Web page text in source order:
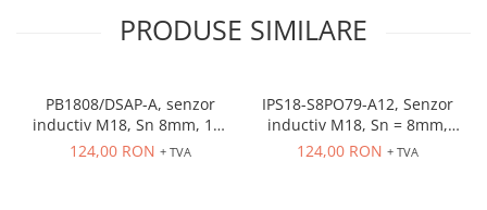
Butoane si accesorii
Lampa multi LED
PRODUSE SIMILARE
PB1808/DSAP-A, senzor
inductiv M18, Sn 8mm, 10-
36 VDC, ecranat NO, PNP,
124,00 RON + TVA
IPS18-S8PO79-A12, Senzor
inductiv M18, Sn = 8mm,
ecranat, PNP NO, 10-30
124,00 RON + TVA